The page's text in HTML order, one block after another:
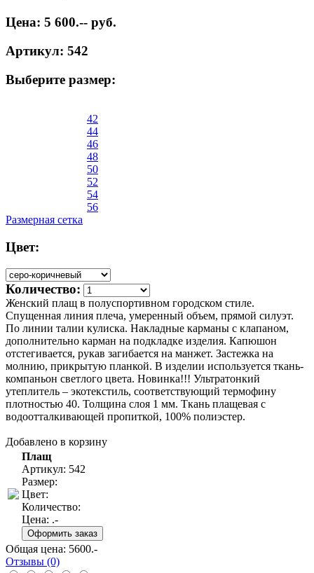
Цена: 5 600.-- руб.
Артикул: 542
Выберите размер:
42
44
46
48
50
52
54
56
Размерная сетка
Цвет:
Количество:
Женский плащ в полуспортивном городском стиле.
Спущенная линия плеча, умеренный объем, прямой силуэт.
По линии талии кулиска. Накладные карманы с клапаном,
дополнительно карман на подкладке изделия. Капюшон
отстегивается, рукав загибается на манжет. Застежка на
молнию, прикрытую планкой. В изделии используется ткань-
компаньон светлого цвета. Новинка!!! Ультратонкий
утеплитель – экотекстиль, соответствующий термофину
плотностью 40. Толщина слоя 1 мм. Ткань плащевая с
водоотталкивающей пропиткой, 100% полиэстер.
Добавлено в корзину
Плащ
Артикул: 542
Размер:
Цвет:
Количество:
Цена: .-
Общая цена: 5600.-
Отзывы (0)